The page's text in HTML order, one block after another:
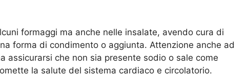
formaggi ma anche nelle insalate, avendo cura di
forma di condimento o aggiunta. Attenzione anche ad
assicurarsi che non sia presente sodio o sale come
la salute del sistema cardiaco e circolatorio.